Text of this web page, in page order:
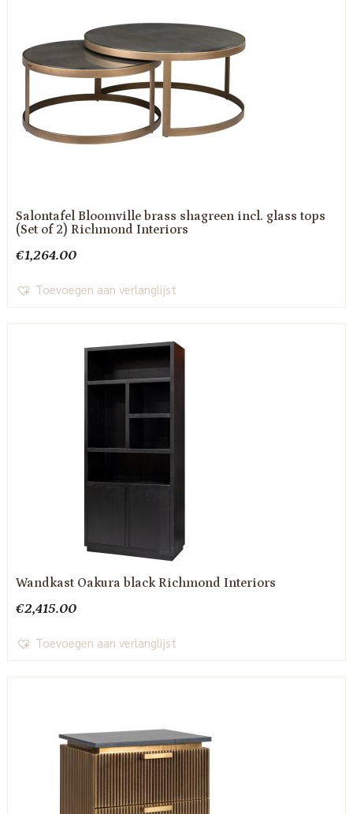
Salontafel Bloomville brass shagreen incl. glass tops
(Set of 2) Richmond Interiors
€1,264.00
Toevoegen aan verlanglijst
Wandkast Oakura black Richmond Interiors
€2,415.00
Toevoegen aan verlanglijst